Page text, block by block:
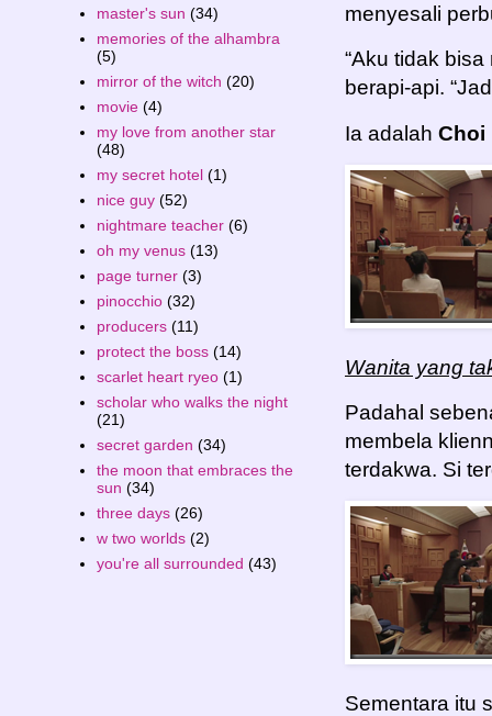
menyesali
“Aku tidak
berapi-api.
Ia adalah Choi
Wanita yang
Padahal
membela
terdakwa. Si
Sementara itu
master's sun (34)
memories of the alhambra
(5)
mirror of the witch (20)
movie (4)
my love from another star
(48)
my secret hotel (1)
nice guy (52)
nightmare teacher (6)
oh my venus (13)
page turner (3)
pinocchio (32)
producers (11)
protect the boss (14)
scarlet heart ryeo (1)
scholar who walks the night
(21)
secret garden (34)
the moon that embraces the
sun (34)
three days (26)
w two worlds (2)
you're all surrounded (43)